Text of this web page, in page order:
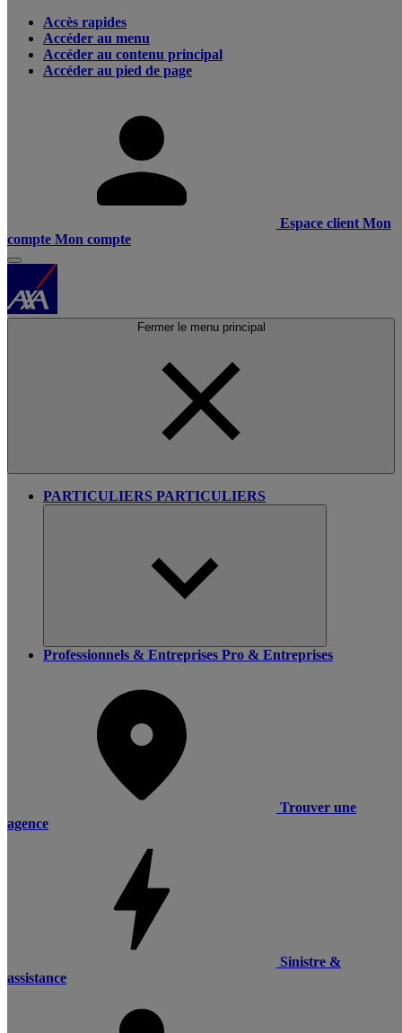
Accès rapides
Accéder au menu
Accéder au contenu principal
Accéder au pied de page
Espace client Mon
compte Mon compte
Fermer le menu principal
PARTICULIERS PARTICULIERS
Professionnels & Entreprises Pro & Entreprises
Trouver une
agence
Sinistre &
assistance